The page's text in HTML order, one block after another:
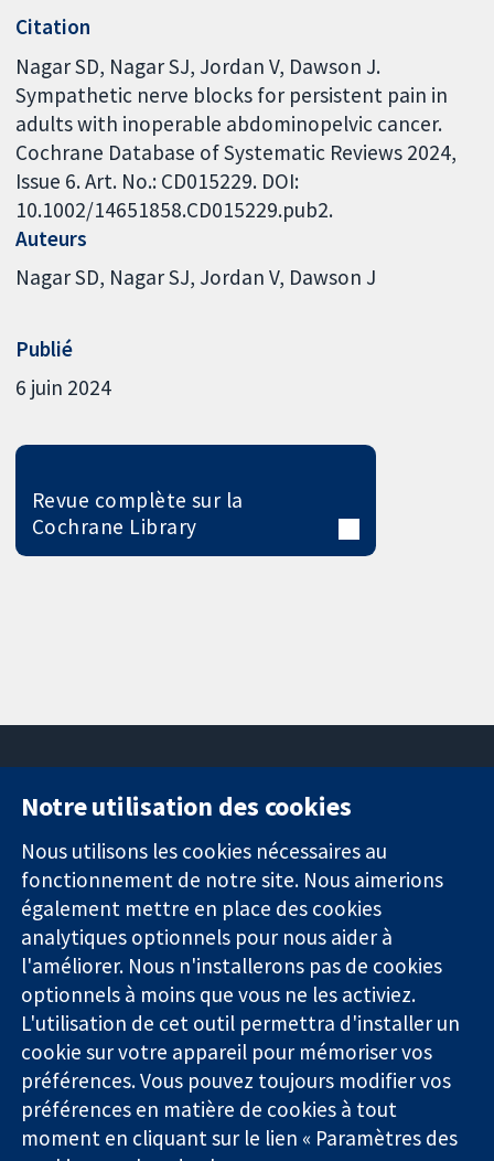
Citation
Nagar SD, Nagar SJ, Jordan V, Dawson J.
Sympathetic nerve blocks for persistent pain in
adults with inoperable abdominopelvic cancer.
Cochrane Database of Systematic Reviews 2024,
Issue 6. Art. No.: CD015229. DOI:
10.1002/14651858.CD015229.pub2.
Auteurs
Nagar SD Nagar SJ Jordan V Dawson J
Publié
6 juin 2024
Revue complète sur la
Cochrane Library
Des données
probantes.
Des décisions
éclairées.
Une meilleure
santé.
11-13 Cavendish
Square
Londres
W1G0AN
Royaume-Uni
nous
Actualités
presse
Qui sommes-
nous
Offres
d'emploi
Library
La Collaboration Cochrane est une association caritative (n°
Notre utilisation des cookies
Nous utilisons les cookies nécessaires au
fonctionnement de notre site. Nous aimerions
également mettre en place des cookies
analytiques optionnels pour nous aider à
l'améliorer. Nous n'installerons pas de cookies
optionnels à moins que vous ne les activiez.
L'utilisation de cet outil permettra d'installer un
cookie sur votre appareil pour mémoriser vos
préférences. Vous pouvez toujours modifier vos
préférences en matière de cookies à tout
moment en cliquant sur le lien « Paramètres des